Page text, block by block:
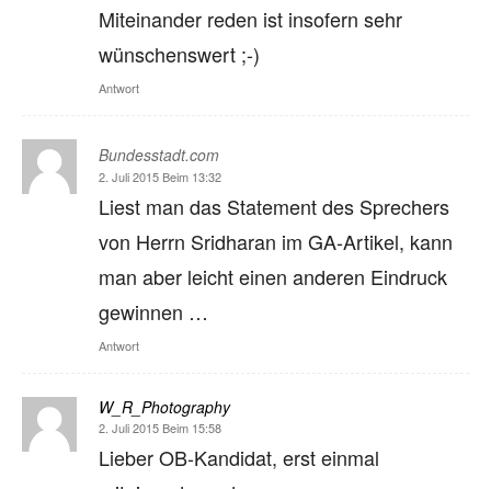
Miteinander reden ist insofern sehr
wünschenswert ;-)
Antwort
Bundesstadt.com
2. Juli 2015 Beim 13:32
Liest man das Statement des Sprechers
von Herrn Sridharan im GA-Artikel, kann
man aber leicht einen anderen Eindruck
gewinnen …
Antwort
W_R_Photography
2. Juli 2015 Beim 15:58
Lieber OB-Kandidat, erst einmal